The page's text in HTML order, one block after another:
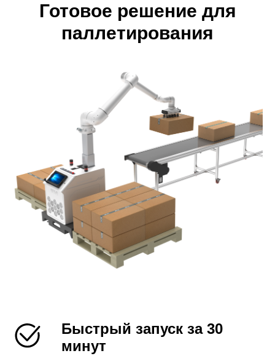
Готовое решение для
паллетирования
Быстрый запуск за 30
минут